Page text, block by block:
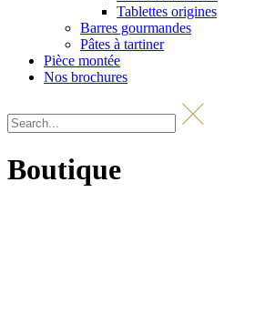
Tablettes origines
Barres gourmandes
Pâtes à tartiner
Pièce montée
Nos brochures
Boutique